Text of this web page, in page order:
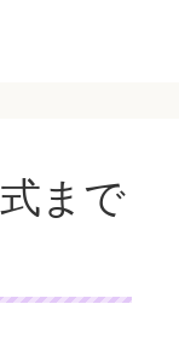
まで